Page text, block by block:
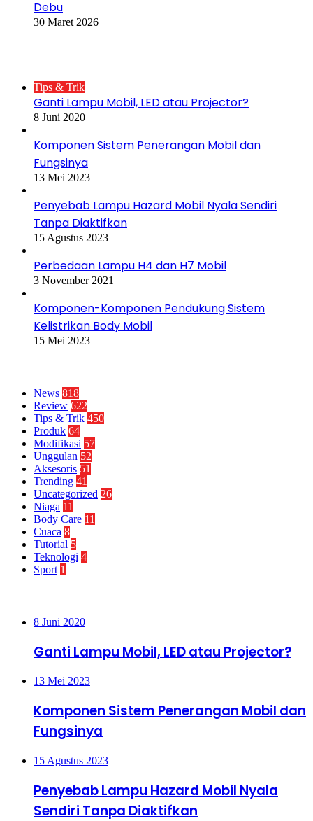
Debu
30 Maret 2026
Tips & Trik
Ganti Lampu Mobil, LED atau Projector?
8 Juni 2020
Komponen Sistem Penerangan Mobil dan
Fungsinya
13 Mei 2023
Penyebab Lampu Hazard Mobil Nyala Sendiri
Tanpa Diaktifkan
15 Agustus 2023
Perbedaan Lampu H4 dan H7 Mobil
3 November 2021
Komponen-Komponen Pendukung Sistem
Kelistrikan Body Mobil
15 Mei 2023
News 818
Review 622
Tips & Trik 450
Produk 64
Modifikasi 57
Unggulan 52
Aksesoris 51
Trending 41
Uncategorized 26
Niaga 11
Body Care 11
Cuaca 8
Tutorial 5
Teknologi 4
Sport 1
8 Juni 2020
Ganti Lampu Mobil, LED atau Projector?
13 Mei 2023
Komponen Sistem Penerangan Mobil dan
Fungsinya
15 Agustus 2023
Penyebab Lampu Hazard Mobil Nyala
Sendiri Tanpa Diaktifkan